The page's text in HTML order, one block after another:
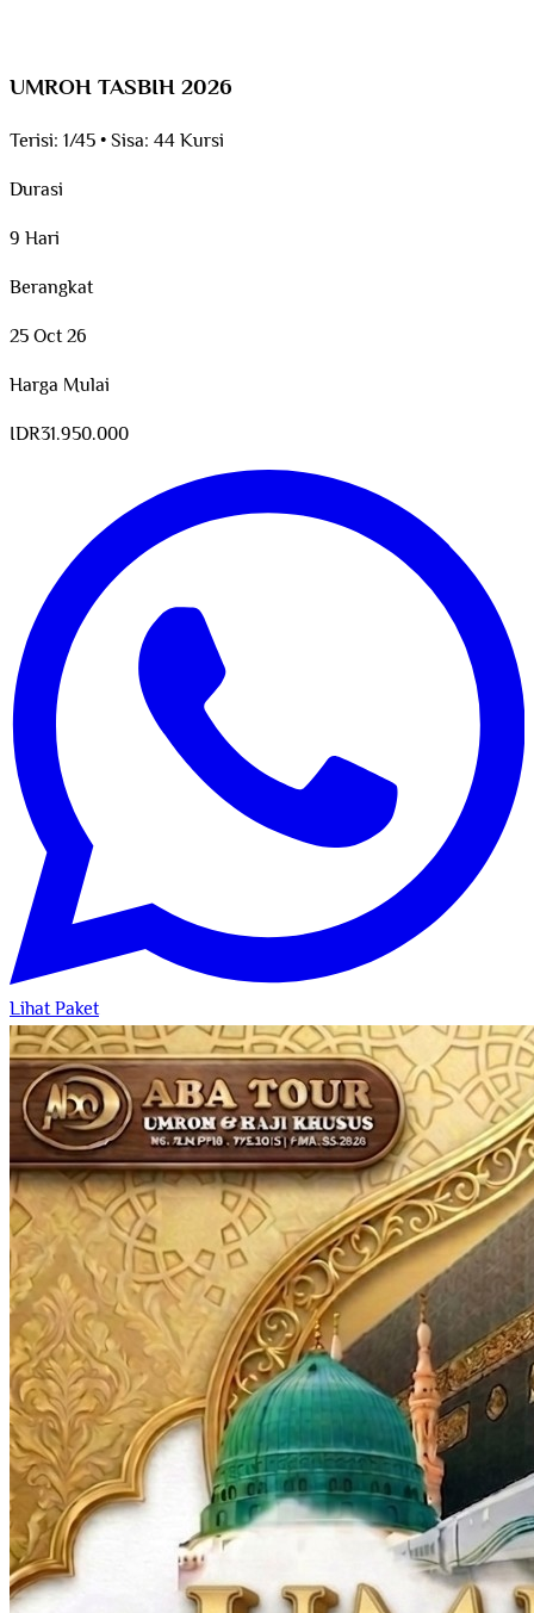
UMROH TASBIH 2026
Terisi: 1/45•Sisa: 44 Kursi
Durasi
9 Hari
Berangkat
25 Oct 26
Harga Mulai
IDR31.950.000
Lihat Paket